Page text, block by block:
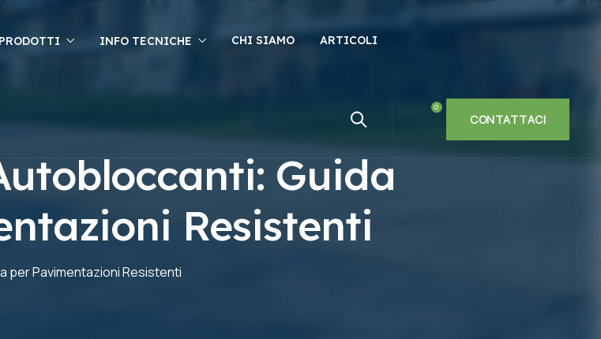
PRODOTTI INFO TECNICHE CHI SIAMO ARTICOLI
CONTATTACI
Guida
Resistenti
per Pavimentazioni Resistenti